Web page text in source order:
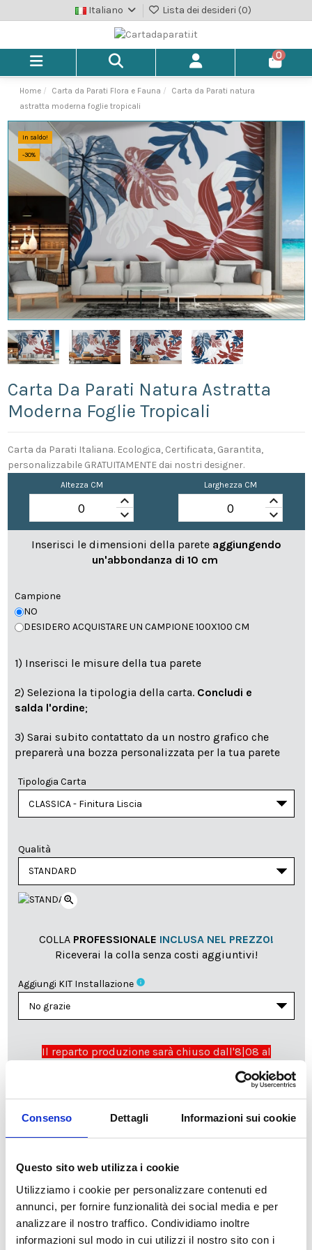
Consenso Dettagli Informazioni sui cookie
Questo sito web utilizza i cookie
Utilizziamo i cookie per personalizzare contenuti ed
annunci, per fornire funzionalità dei social media e per
analizzare il nostro traffico. Condividiamo inoltre
informazioni sul modo in cui utilizzi il nostro sito con i
Italiano Lista dei desideri (0)
0
Home Carta da Parati Flora e Fauna
Carta da Parati natura
astratta moderna foglie tropicali
In saldo!
-30%
Carta Da Parati Natura Astratta
Moderna Foglie Tropicali
Carta da Parati Italiana. Ecologica, Certificata, Garantita,
personalizzabile GRATUITAMENTE dai nostri designer.
Altezza CM
keyboard_arrow_up
keyboard_arrow_down
Larghezza CM
keyboard_arrow_up
keyboard_arrow_down
Inserisci le dimensioni della parete aggiungendo
un'abbondanza di 10 cm
Campione
NO
DESIDERO ACQUISTARE UN CAMPIONE 100X100 CM
1) Inserisci le misure della tua parete
2) Seleziona la tipologia della carta. Concludi e
salda l'ordine;
3) Sarai subito contattato da un nostro grafico che
preparerà una bozza personalizzata per la tua parete
Tipologia Carta
Qualità
zoom_in
COLLA PROFESSIONALE INCLUSA NEL PREZZO!
Riceverai la colla senza costi aggiuntivi!
Aggiungi KIT Installazione info
Il reparto produzione sarà chiuso dall'8|08 al
a partire dal 24|08|2026e
spediti compatibilmente con i tempi di produzione e
spedizione necessari.
cartadaparati.it vi augura una Felice Estate!
34,49 € 49,28 € -30%
Tasse incluse